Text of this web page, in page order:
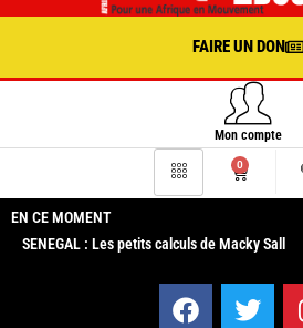
FAIRE UN DON
Mon compte
0
EN CE MOMENT
SENEGAL : Les petits calculs de Macky Sall